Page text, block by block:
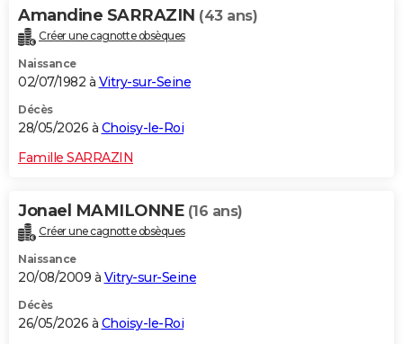
Amandine SARRAZIN (43 ans)
Créer une cagnotte obsèques
Naissance
02/07/1982 à Vitry-sur-Seine
Décès
28/05/2026 à Choisy-le-Roi
Famille SARRAZIN
Jonael MAMILONNE (16 ans)
Créer une cagnotte obsèques
Naissance
20/08/2009 à Vitry-sur-Seine
Décès
26/05/2026 à Choisy-le-Roi